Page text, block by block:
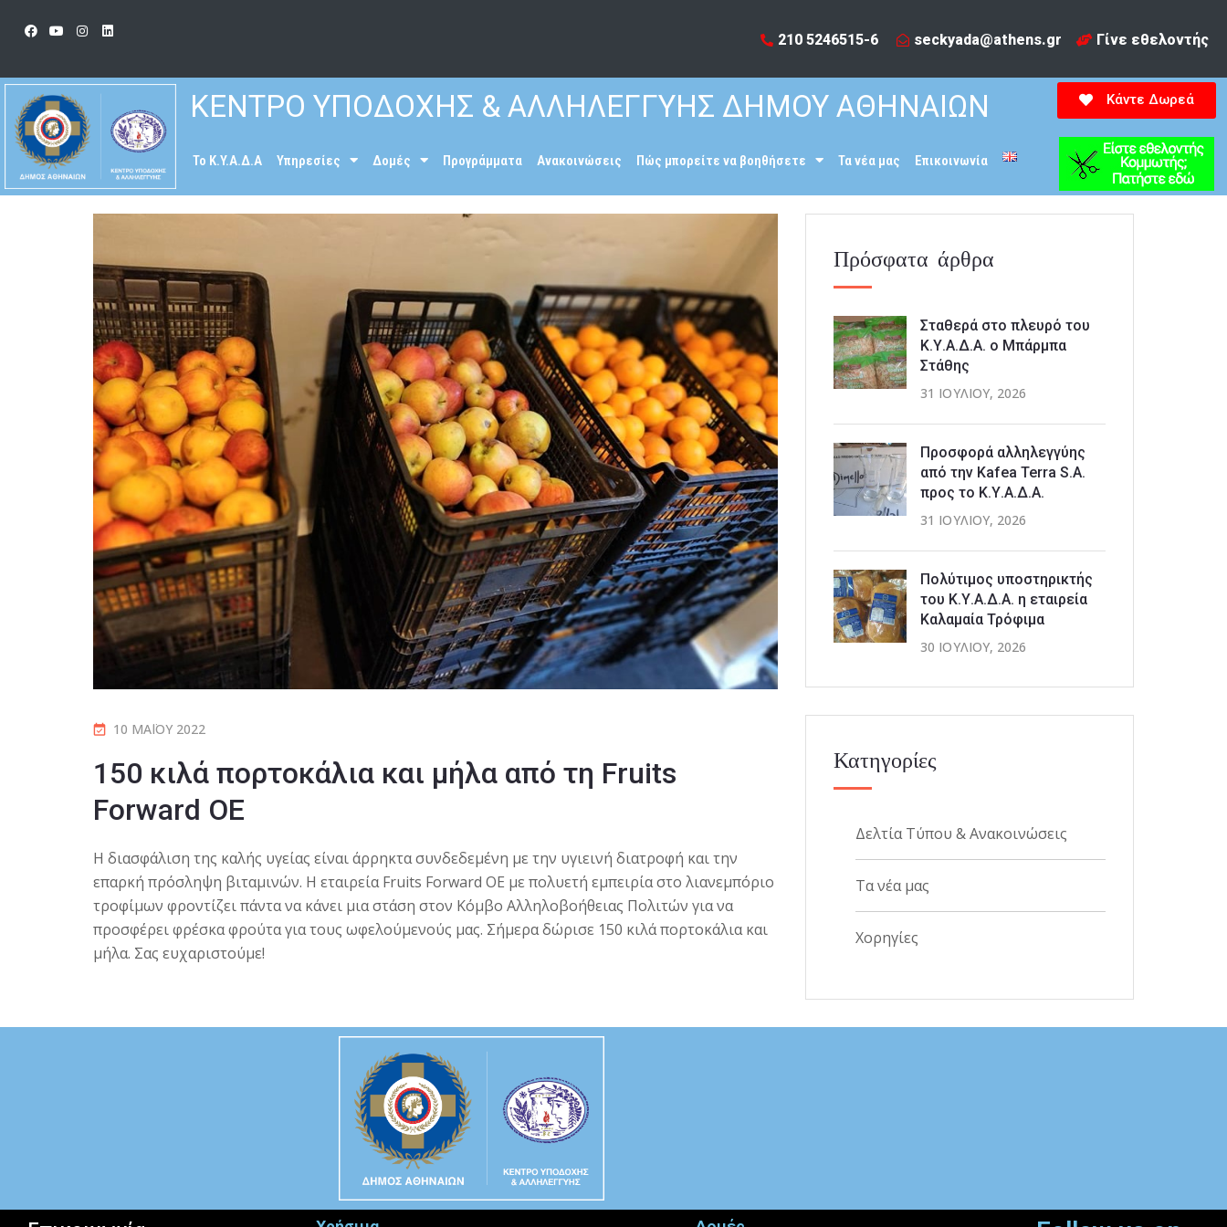
210 5246515-6​ seckyada@athens.gr Γίνε εθελοντής
ΚΕΝΤΡΟ ΥΠΟΔΟΧΗΣ & ΑΛΛΗΛΕΓΓΥΗΣ ΔΗΜΟΥ ΑΘΗΝΑΙΩΝ
To K.Y.A.Δ.Α Υπηρεσίες Δομές Προγράμματα Ανακοινώσεις Πώς μπορείτε να βοηθήσετε Τα νέα μας Επικοινωνία
Κάντε Δωρεά
10 ΜΑΪ́ΟΥ 2022
150 κιλά πορτοκάλια και μήλα από τη Fruits
Forward ΟΕ
Η διασφάλιση της καλής υγείας είναι άρρηκτα συνδεδεμένη με την υγιεινή διατροφή και την
επαρκή πρόσληψη βιταμινών. Η εταιρεία Fruits Forward ΟΕ με πολυετή εμπειρία στο λιανεμπόριο
τροφίμων φροντίζει πάντα να κάνει μια στάση στον Κόμβο Αλληλοβοήθειας Πολιτών για να
προσφέρει φρέσκα φρούτα για τους ωφελούμενούς μας. Σήμερα δώρισε 150 κιλά πορτοκάλια και
μήλα. Σας ευχαριστούμε!
Πρόσφατα άρθρα
Σταθερά στο πλευρό του
Κ.Υ.Α.Δ.Α. ο Μπάρμπα
Στάθης
31 ΙΟΥΛΊΟΥ, 2026
Προσφορά αλληλεγγύης
από την Kafea Terra S.A.
προς το Κ.Υ.Α.Δ.Α.
31 ΙΟΥΛΊΟΥ, 2026
Πολύτιμος υποστηρικτής
του Κ.Υ.Α.Δ.Α. η εταιρεία
Καλαμαία Τρόφιμα
30 ΙΟΥΛΊΟΥ, 2026
Κατηγορίες
Δελτία Τύπου & Ανακοινώσεις
Τα νέα μας
Χορηγίες